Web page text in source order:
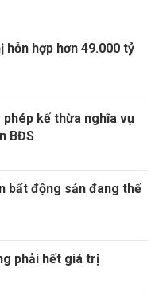
hỗn hợp hơn 49.000 tỷ
kế thừa nghĩa vụ
BĐS
bất động sản đang thế
phải hết giá trị